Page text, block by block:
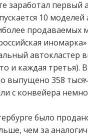
заработал первый
10
продаваемых
автокластер
и каждая третья).
выпущено 358
с конвейера
было
чем за